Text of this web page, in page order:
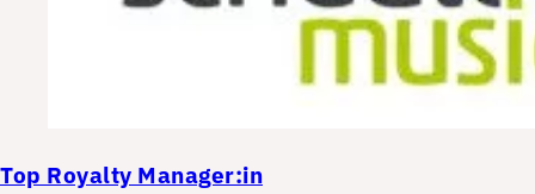
Top Royalty Manager:in